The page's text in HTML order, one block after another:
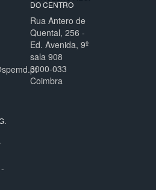
DO CENTRO
Rua Antero de
Quental, 256 -
Ed. Avenida, 9º
sala 908
3000-033
Coimbra